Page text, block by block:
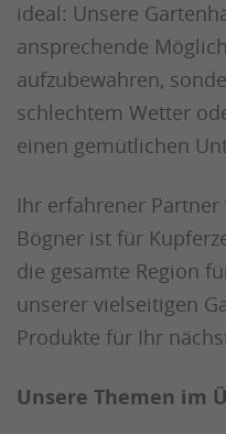
ideal: Unsere
ansprechende
aufzubewahren,
schlechtem Wetter
einen gemütlichen
Ihr erfahrener
Bögner ist für
die gesamte Region
unserer vielseitigen
Produkte für Ihr
Unsere Themen im